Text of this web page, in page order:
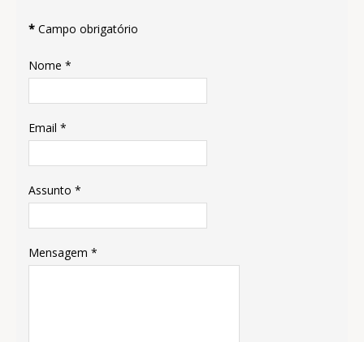
* Campo obrigatório
Nome *
Email *
Assunto *
Mensagem *